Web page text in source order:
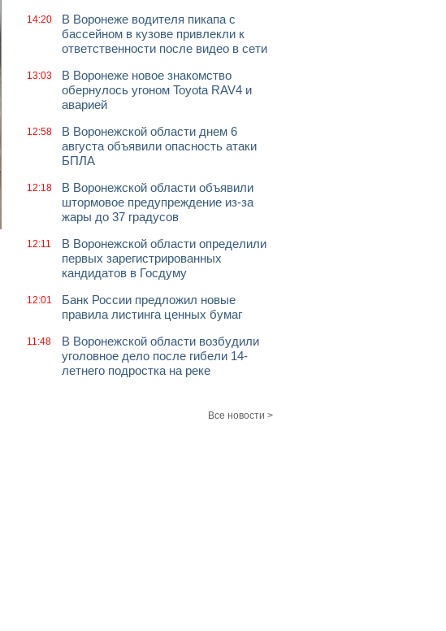
14:20
В Воронеже водителя пикапа с
бассейном в кузове привлекли к
ответственности после видео в сети
13:03
В Воронеже новое знакомство
обернулось угоном Toyota RAV4 и
аварией
12:58
В Воронежской области днем 6
августа объявили опасность атаки
БПЛА
12:18
В Воронежской области объявили
штормовое предупреждение из-за
жары до 37 градусов
12:11
В Воронежской области определили
первых зарегистрированных
кандидатов в Госдуму
12:01
Банк России предложил новые
правила листинга ценных бумаг
11:48
В Воронежской области возбудили
уголовное дело после гибели 14-
летнего подростка на реке
Все новости >